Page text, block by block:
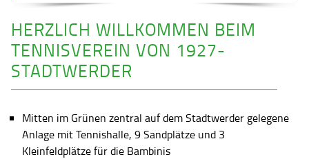
HERZLICH WILLKOMMEN BEIM
TENNISVEREIN VON 1927-
STADTWERDER
Mitten im Grünen zentral auf dem Stadtwerder gelegene
Anlage mit Tennishalle, 9 Sandplätze und 3
Kleinfeldplätze für die Bambinis